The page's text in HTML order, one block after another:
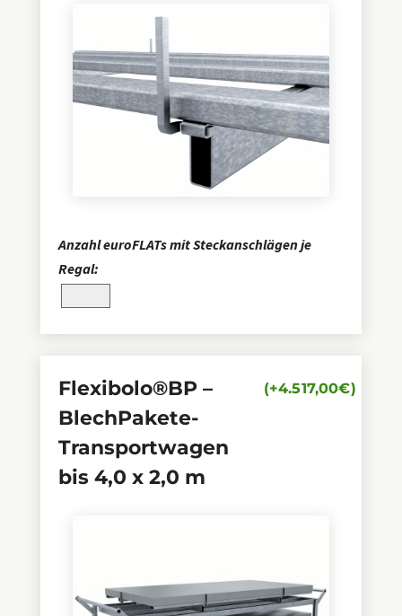
Anzahl euroFLATs mit Steckanschlägen je
Regal:
Flexibolo®BP –
BlechPakete-
Transportwagen
bis 4,0 x 2,0 m
(+4.517,00€)